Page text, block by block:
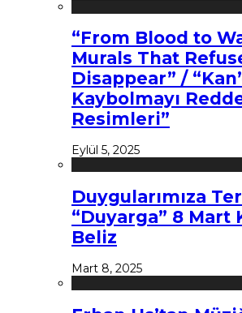
“From Blood to
Murals That
Disappear” /
Kaybolmayı
Resimleri”
Eylül 5, 2025
Duygularımıza
“Duyarga” 8 Mart
Beliz
Mart 8, 2025